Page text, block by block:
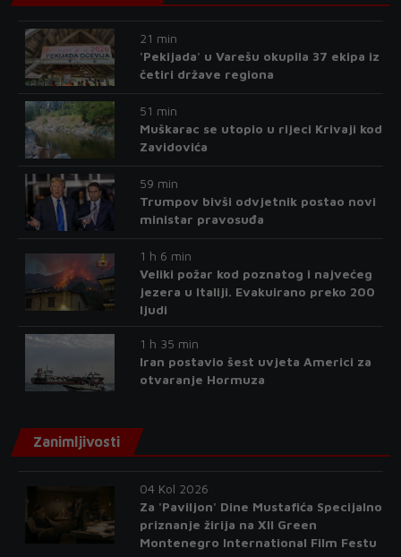
21 min
'Pekijada' u Varešu okupila 37 ekipa iz
četiri države regiona
51 min
Muškarac se utopio u rijeci Krivaji kod
Zavidovića
59 min
Trumpov bivši odvjetnik postao novi
ministar pravosuđa
1 h 6 min
Veliki požar kod poznatog i najvećeg
jezera u Italiji. Evakuirano preko 200
ljudi
1 h 35 min
Iran postavio šest uvjeta Americi za
otvaranje Hormuza
Zanimljivosti
04 Kol 2026
Za 'Paviljon' Dine Mustafića Specijalno
priznanje žirija na XII Green
Montenegro International Film Festu